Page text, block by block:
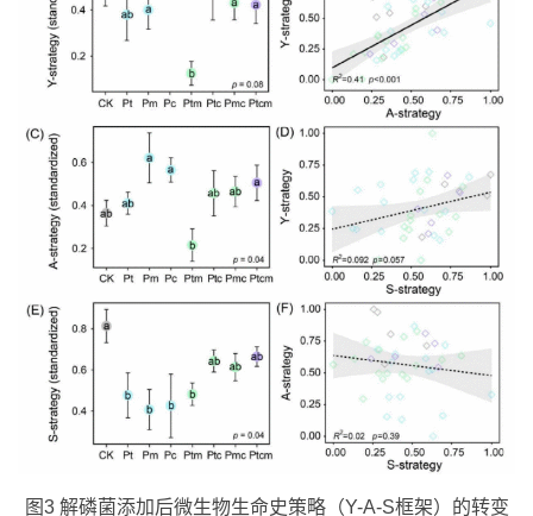
图3 解磷菌添加后微生物生命史策略（Y-A-S框架）的转变